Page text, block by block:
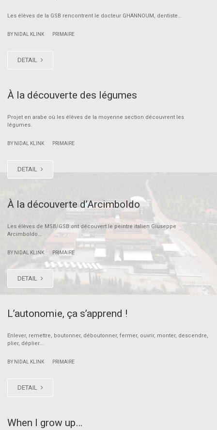
Les élèves de la GSB rencontrent le docteur GHANNOUM, dentiste…
BY NIDAL KLINK PRIMAIRE
DETAIL
À la découverte des légumes
Projet en arabe où les élèves de la moyenne section découvrent les
légumes.
BY NIDAL KLINK PRIMAIRE
DETAIL
À la découverte d’Arcimboldo
Les élèves de MSB/GSB ont découvert le peintre italien Giuseppe
Arcimboldo…
BY NIDAL KLINK PRIMAIRE
DETAIL
L’autonomie, ça s’apprend !
Enlever, remettre, boutonner, déboutonner, fermer, ouvrir, monter, descendre,
plier, déplier….
BY NIDAL KLINK PRIMAIRE
DETAIL
When I grow up…